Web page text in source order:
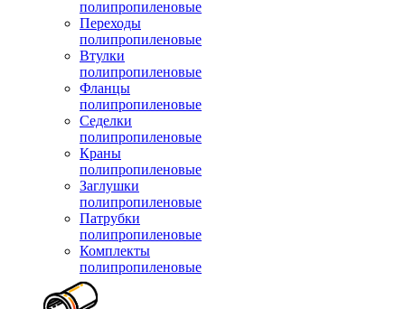
полипропиленовые
Переходы
полипропиленовые
Втулки
полипропиленовые
Фланцы
полипропиленовые
Седелки
полипропиленовые
Краны
полипропиленовые
Заглушки
полипропиленовые
Патрубки
полипропиленовые
Комплекты
полипропиленовые